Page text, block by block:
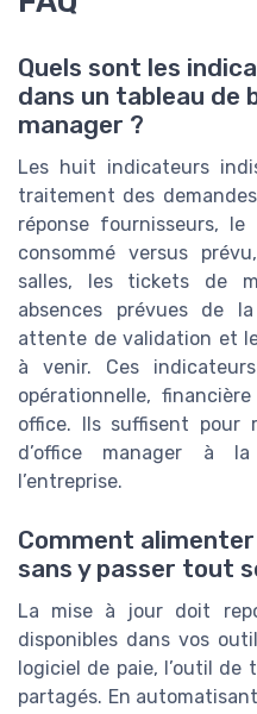
Quels sont les
dans un tableau de
manager ?
Les huit indicateurs
traitement des
réponse fournisseurs,
consommé versus
salles, les tickets de
absences prévues de
attente de validation et
à venir. Ces
opérationnelle,
office. Ils suffisent pour
d’office manager à
l’entreprise.
Comment
sans y passer tout
La mise à jour doit
disponibles dans vos
logiciel de paie, l’outil de
partagés. En